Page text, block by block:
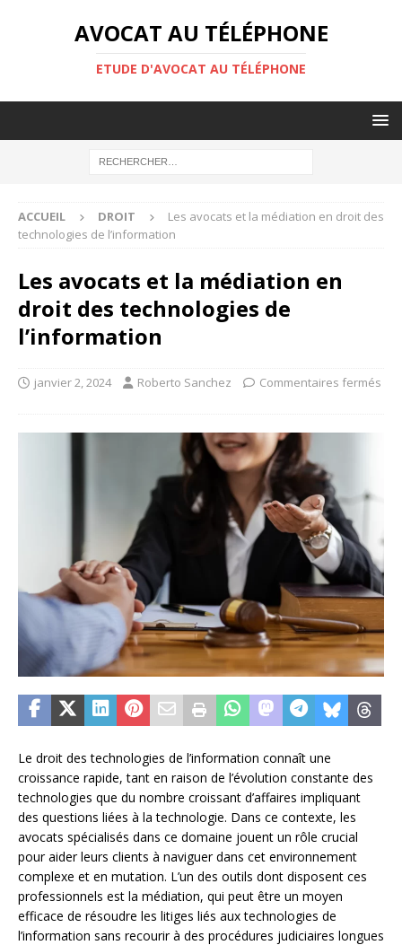
AVOCAT AU TÉLÉPHONE
ETUDE D'AVOCAT AU TÉLÉPHONE
ACCUEIL DROIT
Les avocats et la médiation en droit des
technologies de l’information
Les avocats et la médiation en
droit des technologies de
l’information
janvier 2, 2024 Roberto Sanchez Commentaires fermés
Le droit des technologies de l’information connaît une
croissance rapide, tant en raison de l’évolution constante des
technologies que du nombre croissant d’affaires impliquant
des questions liées à la technologie. Dans ce contexte, les
avocats spécialisés dans ce domaine jouent un rôle crucial
pour aider leurs clients à naviguer dans cet environnement
complexe et en mutation. L’un des outils dont disposent ces
professionnels est la médiation, qui peut être un moyen
efficace de résoudre les litiges liés aux technologies de
l’information sans recourir à des procédures judiciaires longues